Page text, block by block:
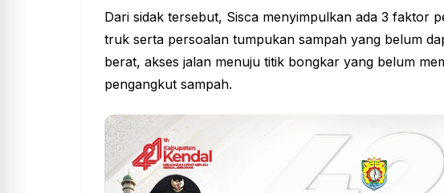
Dari sidak tersebut, Sisca menyimpulkan ada 3 faktor
truk serta persoalan tumpukan sampah yang belum
berat, akses jalan menuju titik bongkar yang belum
pengangkut sampah.